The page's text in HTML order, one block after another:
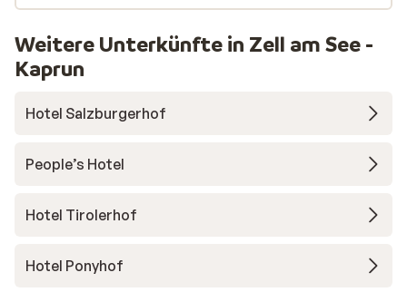
Weitere Unterkünfte in Zell am See -
Kaprun
Hotel Salzburgerhof
People’s Hotel
Hotel Tirolerhof
Hotel Ponyhof